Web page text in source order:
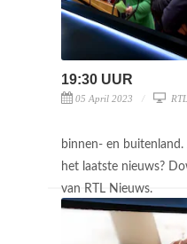
19:30 UUR
05 April 2023
binnen- en
het laatste nieuws?
van RTL Nieuws.